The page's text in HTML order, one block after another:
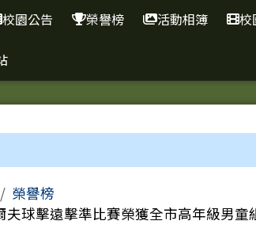
校園公告 榮譽榜 活動相簿 校
榮譽榜
球擊遠擊準比賽榮獲全市高年級男童